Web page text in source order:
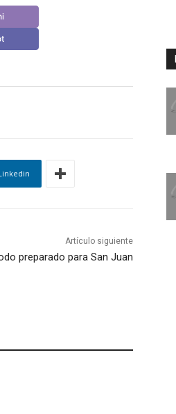
Artículo siguiente
preparado para San Juan